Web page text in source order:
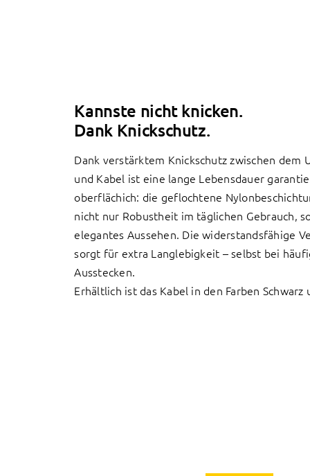
Kannste nicht knicken.
Dank Knickschutz.
Dank verstärktem Knickschutz zwischen dem
und Kabel ist eine lange Lebensdauer
oberflächich: die geflochtene
nicht nur Robustheit im täglichen Gebrauch,
elegantes Aussehen. Die widerstandsfähige
sorgt für extra Langlebigkeit – selbst bei
Ausstecken.
Erhältlich ist das Kabel in den Farben Schwarz